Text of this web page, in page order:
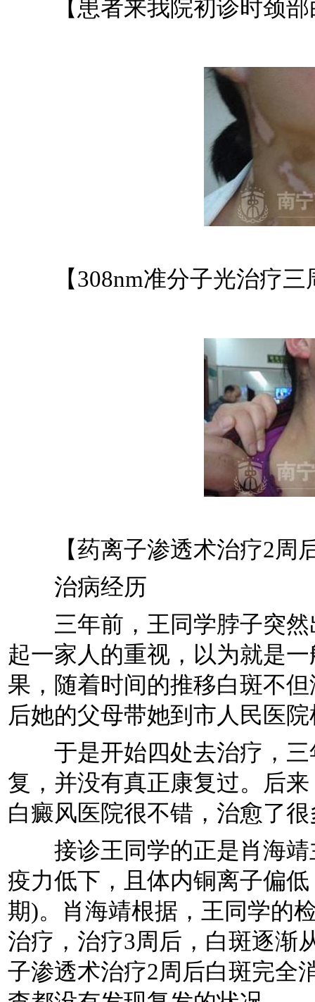
【患者来我院初诊时颈部
【308nm准分子光治疗三
【药离子渗透术治疗2周
治病经历
三年前，王同学脖子突然
起一家人的重视，以为就是
果，随着时间的推移白斑不
后她的父母带她到市人民医
于是开始四处去治疗，三
复，并没有真正康复过。后
白癜风医院很不错，治愈了
接诊王同学的正是肖海靖
疫力低下，且体内铜离子偏
期)。肖海靖根据，王同学的
治疗，治疗3周后，白斑逐渐
子渗透术治疗2周后白斑完全